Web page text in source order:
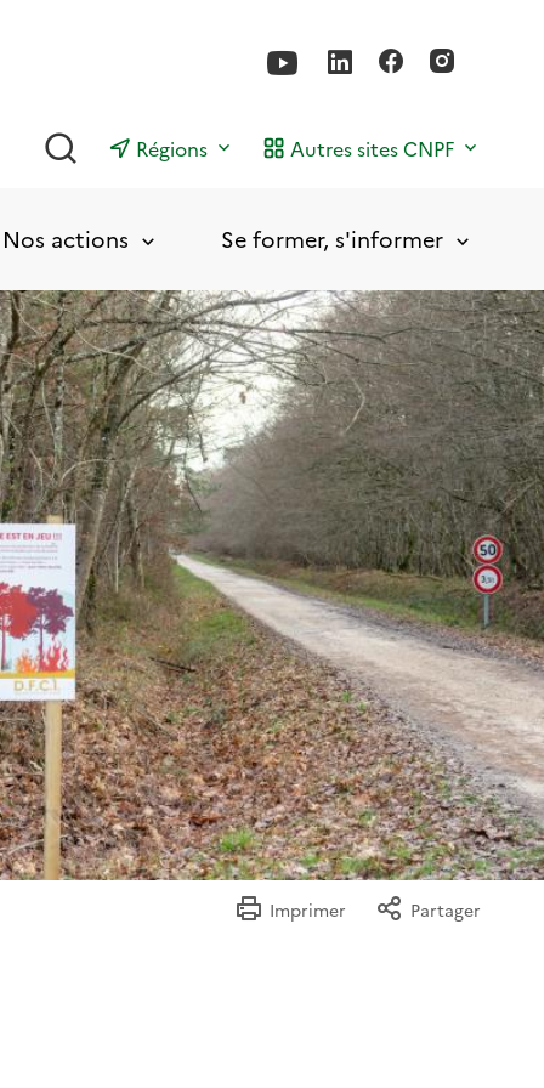
Rechercher
Régions Autres sites CNPF
Nos actions Se former, s'informer
Imprimer Partager